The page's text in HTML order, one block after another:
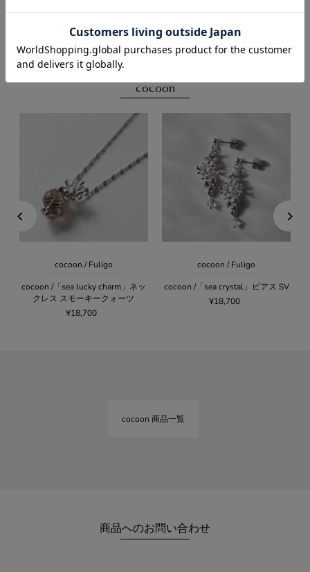
cocoon
cocoon / Fuligo
cocoon /「sea lucky charm」ネッ
クレス スモーキークォーツ
¥18,700
cocoon / Fuligo
cocoon /「sea crystal」ピアス SV
¥18,700
cocoon 商品一覧
商品へのお問い合わせ